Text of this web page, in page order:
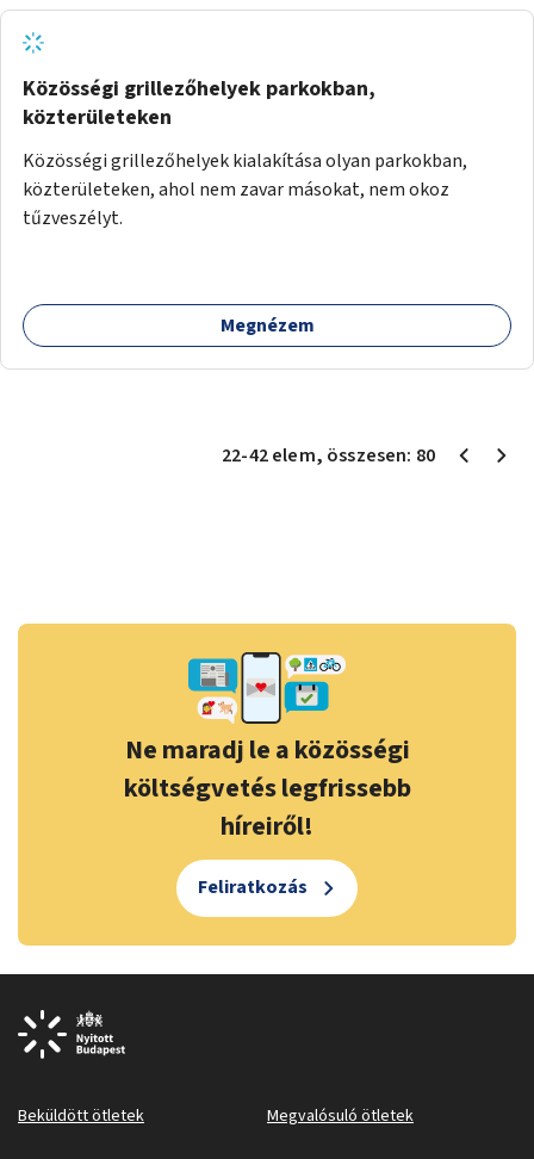
Közösségi grillezőhelyek parkokban,
közterületeken
Közösségi grillezőhelyek kialakítása olyan parkokban,
közterületeken, ahol nem zavar másokat, nem okoz
tűzveszélyt.
Megnézem
22-42elem, összesen: 80
Ne maradj le a közösségi
költségvetés legfrissebb
híreiről!
Feliratkozás
Beküldött ötletek Megvalósuló ötletek